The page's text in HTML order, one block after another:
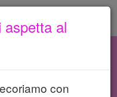
aspetta al
con